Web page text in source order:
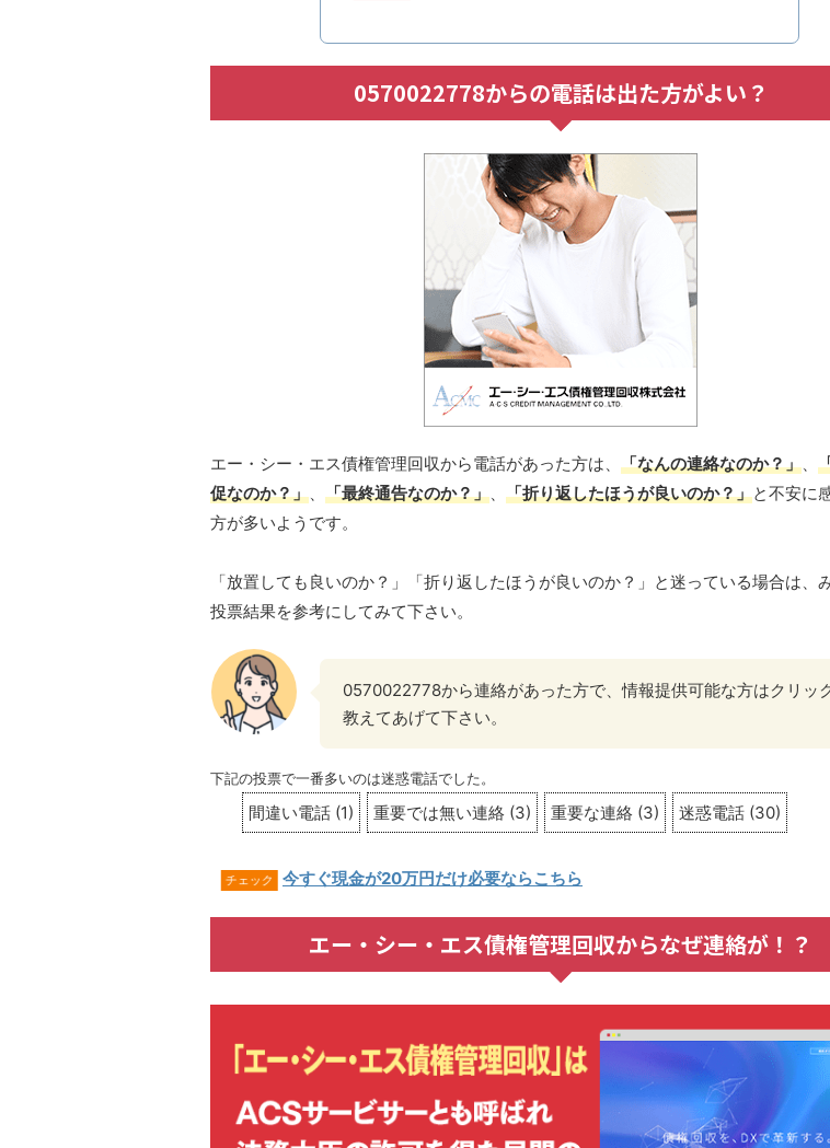
0570022778からの電話は出た方がよい？
エー・シー・エス債権管理回収から電話があった方は、 「なんの連絡なのか？」、
促なのか？」、 「最終通告なのか？」、 「折り返したほうが良いのか？」と不安に
方が多いようです。
「放置しても良いのか？」「折り返したほうが良いのか？」と迷っている場合は、
投票結果を参考にしてみて下さい。
0570022778から連絡があった方で、情報提供可能な方はクリッ
教えてあげて下さい。
下記の投票で一番多いのは迷惑電話でした。
間違い電話 (1) 重要では無い連絡 (3) 重要な連絡 (3) 迷惑電話 (30)
チェック 今すぐ現金が20万円だけ必要ならこちら
エー・シー・エス債権管理回収からなぜ連絡が！？